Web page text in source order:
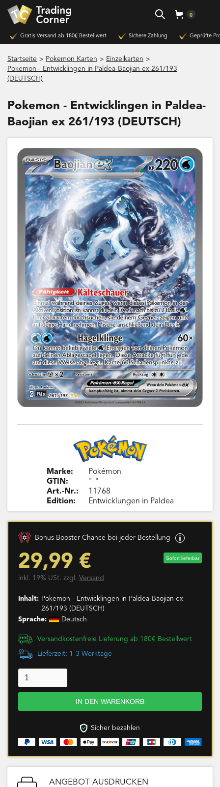
0
Gratis Versand ab 180€ Bestellwert Sichere Zahlung Geprüfte
Startseite > Pokemon Karten > Einzelkarten >
Pokemon - Entwicklingen in Paldea-Baojian ex 261/193
(DEUTSCH)
Pokemon - Entwicklingen in Paldea-
Baojian ex 261/193 (DEUTSCH)
Marke:
GTIN:
Art.-Nr.:
Edition:
Pokémon
"-"
11768
Entwicklungen in Paldea
Bonus Booster Chance bei jeder Bestellung
29,99 € Sofort lieferbar
inkl. 19% USt. zzgl. Versand
Inhalt: Pokemon - Entwicklingen in Paldea-Baojian ex
261/193 (DEUTSCH)
Sprache:
Deutsch
Versandkostenfreie Lieferung ab 180€ Bestellwert
Lieferzeit: 1-3 Werktage
Sicher bezahlen
ANGEBOT AUSDRUCKEN